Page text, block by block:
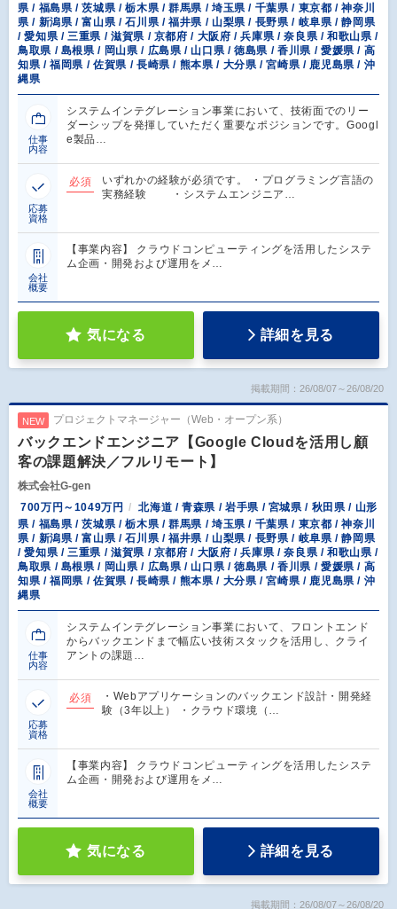
県 / 福島県 / 茨城県 / 栃木県 / 群馬県 / 埼玉県 / 千葉県 / 東京都 / 神奈川
県 / 新潟県 / 富山県 / 石川県 / 福井県 / 山梨県 / 長野県 / 岐阜県 / 静岡県
/ 愛知県 / 三重県 / 滋賀県 / 京都府 / 大阪府 / 兵庫県 / 奈良県 / 和歌山県 /
鳥取県 / 島根県 / 岡山県 / 広島県 / 山口県 / 徳島県 / 香川県 / 愛媛県 / 高
知県 / 福岡県 / 佐賀県 / 長崎県 / 熊本県 / 大分県 / 宮崎県 / 鹿児島県 / 沖
縄県
仕事
内容
システムインテグレーション事業において、技術面でのリー
ダーシップを発揮していただく重要なポジションです。Googl
e製品…
応募
資格
必須
いずれかの経験が必須です。 ・プログラミング言語の
実務経験 ・システムエンジニア…
会社
概要
【事業内容】 クラウドコンピューティングを活用したシステ
ム企画・開発および運用をメ…
気になる 詳細を見る
掲載期間：26/08/07～26/08/20
NEW プロジェクトマネージャー（Web・オープン系）
バックエンドエンジニア【Google Cloudを活用し顧
客の課題解決／フルリモート】
株式会社G-gen
700万円～1049万円
北海道 / 青森県 / 岩手県 / 宮城県 / 秋田県 / 山形
県 / 福島県 / 茨城県 / 栃木県 / 群馬県 / 埼玉県 / 千葉県 / 東京都 / 神奈川
県 / 新潟県 / 富山県 / 石川県 / 福井県 / 山梨県 / 長野県 / 岐阜県 / 静岡県
/ 愛知県 / 三重県 / 滋賀県 / 京都府 / 大阪府 / 兵庫県 / 奈良県 / 和歌山県 /
鳥取県 / 島根県 / 岡山県 / 広島県 / 山口県 / 徳島県 / 香川県 / 愛媛県 / 高
知県 / 福岡県 / 佐賀県 / 長崎県 / 熊本県 / 大分県 / 宮崎県 / 鹿児島県 / 沖
縄県
仕事
内容
システムインテグレーション事業において、フロントエンド
からバックエンドまで幅広い技術スタックを活用し、クライ
アントの課題…
応募
資格
必須
・Webアプリケーションのバックエンド設計・開発経
験（3年以上） ・クラウド環境（…
会社
概要
【事業内容】 クラウドコンピューティングを活用したシステ
ム企画・開発および運用をメ…
気になる 詳細を見る
掲載期間：26/08/07～26/08/20